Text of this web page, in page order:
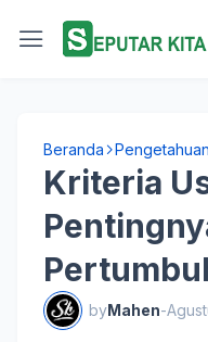
Beranda Pengetahuan
Kriteria
byMahen-